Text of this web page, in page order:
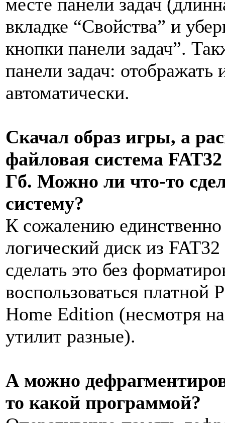
вкладке “Свойства” и
кнопки панели задач”.
панели задач: отображать
автоматически.
Скачал образ игры, а
файловая система
Гб. Можно ли что-то
систему?
К сожалению единственно
логический диск из
сделать это без
воспользоваться
Home Edition (несмотря
утилит разные).
А можно
то какой программой?